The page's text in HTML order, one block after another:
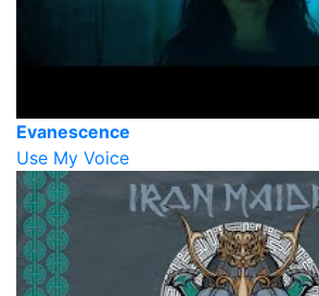
Evanescence
Use My Voice